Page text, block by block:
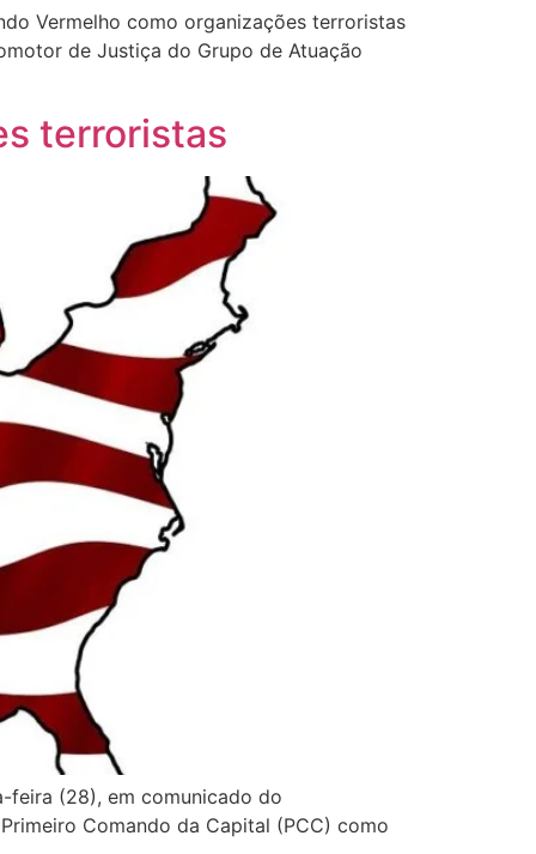
Vermelho como organizações terroristas
de Justiça do Grupo de Atuação
terroristas
feira (28), em comunicado do
Comando da Capital (PCC) como